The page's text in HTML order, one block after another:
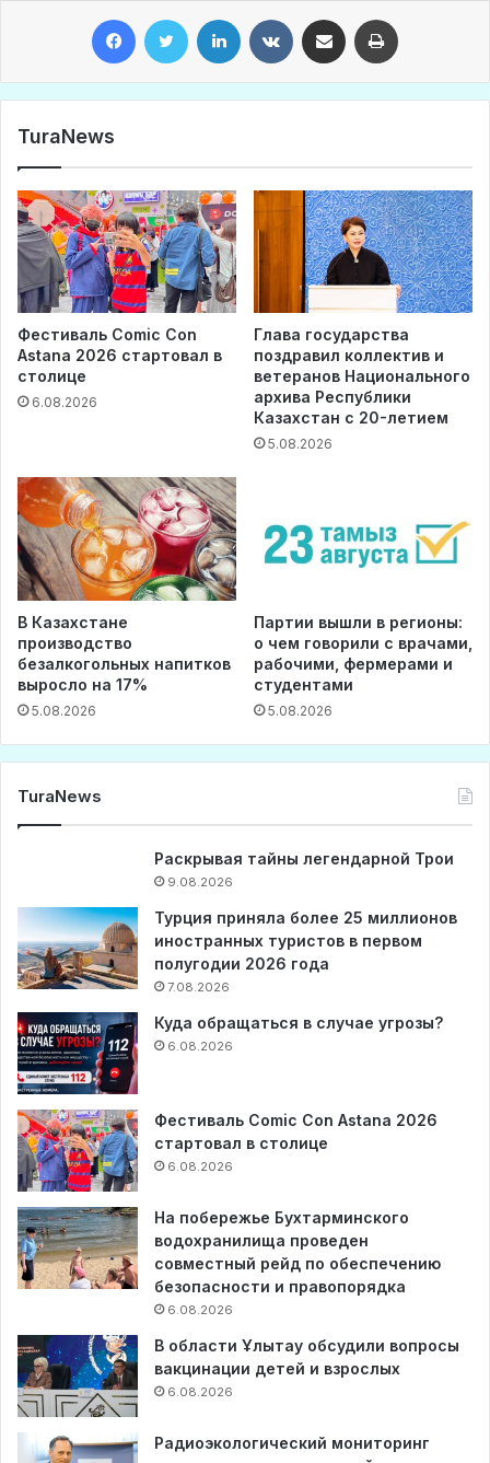
TuraNews
Фестиваль Comic Con
Astana 2026 стартовал в
столице
6.08.2026
Глава государства
поздравил коллектив и
ветеранов Национального
архива Республики
Казахстан с 20-летием
5.08.2026
В Казахстане
производство
безалкогольных напитков
выросло на 17%
5.08.2026
Партии вышли в регионы:
о чем говорили с врачами,
рабочими, фермерами и
студентами
5.08.2026
TuraNews
Раскрывая тайны легендарной Трои
9.08.2026
Турция приняла более 25 миллионов
иностранных туристов в первом
полугодии 2026 года
7.08.2026
Куда обращаться в случае угрозы?
6.08.2026
Фестиваль Comic Con Astana 2026
стартовал в столице
6.08.2026
На побережье Бухтарминского
водохранилища проведен
совместный рейд по обеспечению
безопасности и правопорядка
6.08.2026
В области Ұлытау обсудили вопросы
вакцинации детей и взрослых
6.08.2026
Радиоэкологический мониторинг